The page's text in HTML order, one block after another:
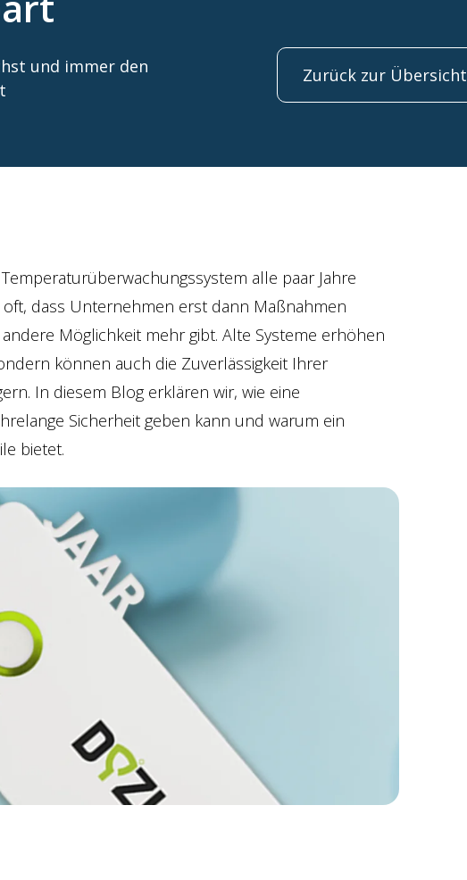
und immer den
Zurück zur Übersicht
alle paar Jahre
dass Unternehmen erst dann Maßnahmen
Möglichkeit mehr gibt. Alte Systeme erhöhen
können auch die Zuverlässigkeit Ihrer
In diesem Blog erklären wir, wie eine
Sicherheit geben kann und warum ein
bietet.